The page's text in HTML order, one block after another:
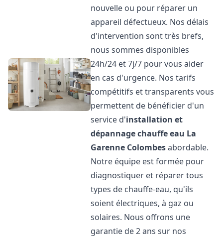
nouvelle ou pour réparer un
appareil défectueux. Nos délais
d'intervention sont très brefs,
nous sommes disponibles
24h/24 et 7j/7 pour vous aider
en cas d'urgence. Nos tarifs
compétitifs et transparents vous
permettent de bénéficier d'un
service d'installation et
dépannage chauffe eau La
Garenne Colombesabordable.
Notre équipe est formée pour
diagnostiquer et réparer tous
types de chauffe-eau, qu'ils
soient électriques, à gaz ou
solaires. Nous offrons une
garantie de 2 ans sur nos